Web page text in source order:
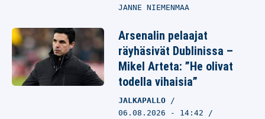
JANNE NIEMENMAA
Arsenalin pelaajat
räyhäsivät Dublinissa –
Mikel Arteta: ”He olivat
todella vihaisia”
JALKAPALLO
06.08.2026 - 14:42